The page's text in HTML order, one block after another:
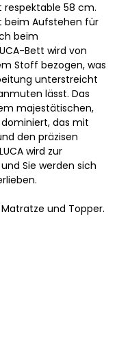
respektable 58 cm.
beim Aufstehen für
beim
Bett wird von
Stoff bezogen, was
unterstreicht
lässt. Das
majestätischen,
das mit
den präzisen
wird zur
Sie werden sich
und Topper.